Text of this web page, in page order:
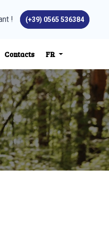
! (+39) 0565 536384
Contacts FR